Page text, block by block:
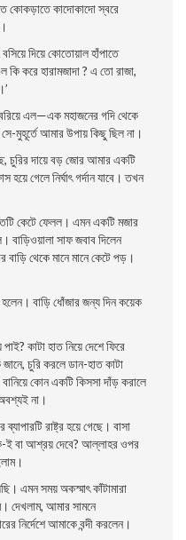
কোকড়াতে কাদোকাদো স্বরে
দিয়ে কোতােয়াল হাঁপাতে
করে হারামজাদা ? এ তাে রাজা,
এল—এক মহাজনের গদি থেকে
সে-মুহূর্তে আমার উপায় কিছু ছিল না।
চুরির দায়ে বড় জোর আমার একটি
হয়ে গেলে নির্ঘাৎ গর্দান যাবে। তখন
কেটে ফেলল। এমন একটি মজার
বাড়িওয়ালা সাফ জবাব দিলেন
থেকে মানে মানে কেটে পড়।
বাড়ি ধোঁজার জন্য দিন কয়েক
কাটা হাত নিয়ে দেশে ফিরে
চুরি করলে ডান-হাত কাটা
কোন একটি কিসসা দাঁড় করালে
না।
রাষ্ট্র হয়ে গেছে। বাসা
ই বা আশ্রয় দেবে? আল্লাহর ওপর
এমন সময় অকস্মাৎ কাঁটামারা
দেখলাম, আমার সামনে
নির্দেশে আমাকে বন্দী করলেন।